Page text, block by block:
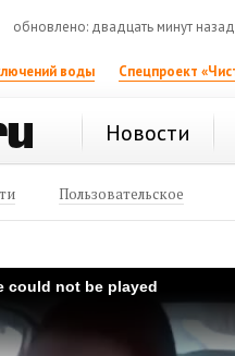
обновлено: двадцать минут назад
воды Спецпроект
Новости
Пользовательское
could not be played